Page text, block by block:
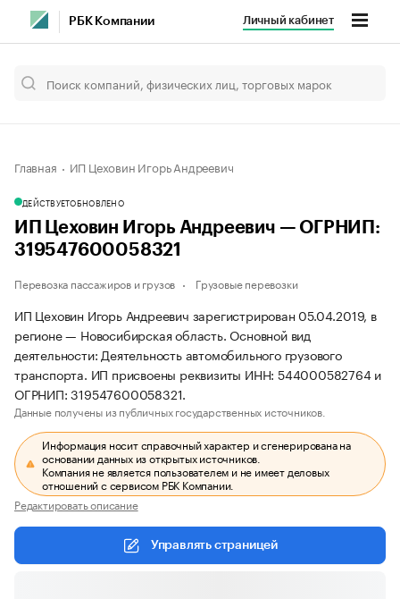
РБК Компании Личный кабинет
Главная ИП Цеховин Игорь Андреевич
ДЕЙСТВУЕТОБНОВЛЕНО
ИП Цеховин Игорь Андреевич — ОГРНИП:
319547600058321
Перевозка пассажиров и грузов Грузовые перевозки
ИП Цеховин Игорь Андреевич зарегистрирован 05.04.2019, в
регионе — Новосибирская область. Основной вид
деятельности: Деятельность автомобильного грузового
транспорта. ИП присвоены реквизиты ИНН: 544000582764 и
ОГРНИП: 319547600058321.
Данные получены из публичных государственных источников.
Информация носит справочный характер и сгенерирована на
основании данных из открытых источников.
Компания не является пользователем и не имеет деловых
отношений с сервисом РБК Компании.
Редактировать описание
Управлять страницей